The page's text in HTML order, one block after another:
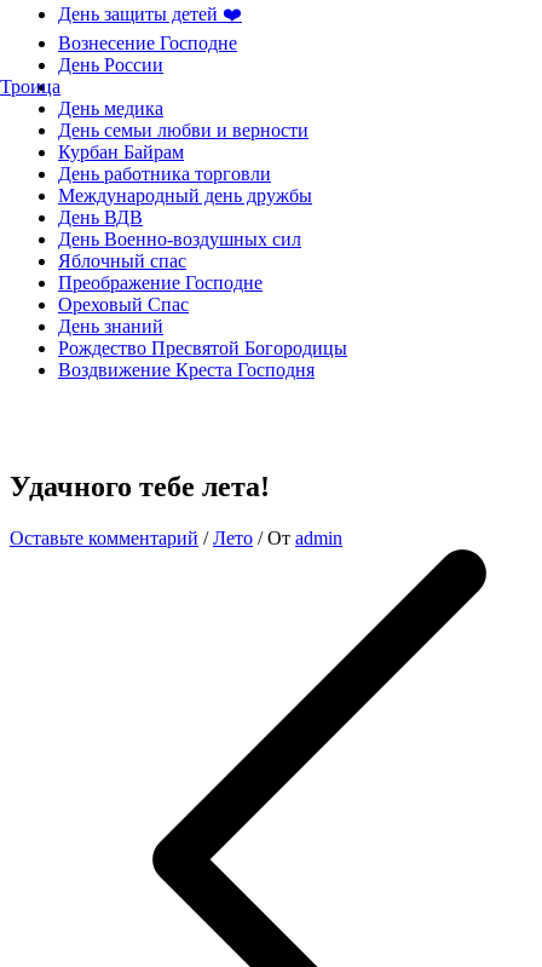
День защиты детей ❤️
Вознесение Господне
День России
Троица
День медика
День семьи любви и верности
Курбан Байрам
День работника торговли
Международный день дружбы
День ВДВ
День Военно-воздушных сил
Яблочный спас
Преображение Господне
Ореховый Спас
День знаний
Рождество Пресвятой Богородицы
Воздвижение Креста Господня
Удачного тебе лета!
Оставьте комментарий /Лето / От admin